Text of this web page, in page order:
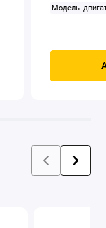
Модель